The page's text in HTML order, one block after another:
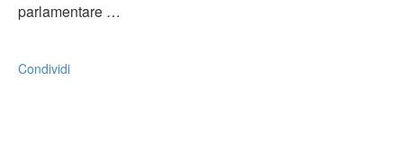
parlamentare …
Condividi